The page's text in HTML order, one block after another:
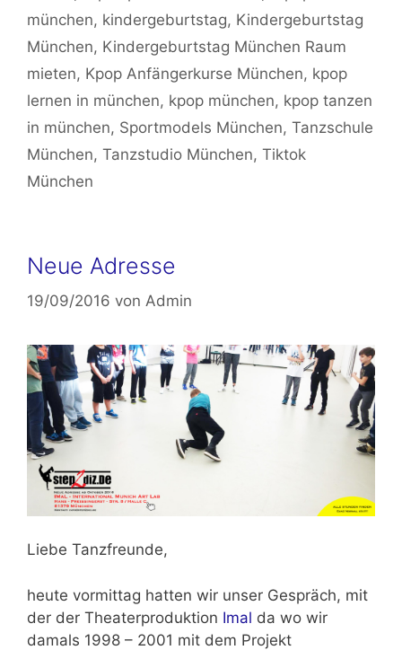
münchen, kindergeburtstag, Kindergeburtstag
München, Kindergeburtstag München Raum
mieten, Kpop Anfängerkurse München, kpop
lernen in münchen, kpop münchen, kpop tanzen
in münchen, Sportmodels München, Tanzschule
München, Tanzstudio München, Tiktok
München
Neue Adresse
19/09/2016 von Admin
Liebe Tanzfreunde,
heute vormittag hatten wir unser Gespräch, mit
der der Theaterproduktion Imal da wo wir
damals 1998 – 2001 mit dem Projekt